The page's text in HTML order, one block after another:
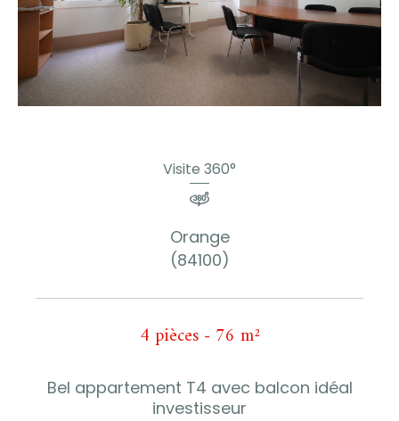
Visite 360°
Orange
(84100)
4 pièces - 76 m²
Bel appartement T4 avec balcon idéal
investisseur